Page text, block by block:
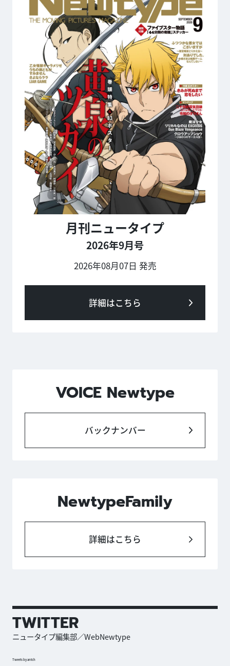
月刊ニュータイプ
2026年9月号
2026年08月07日 発売
詳細はこちら
VOICE Newtype
バックナンバー
NewtypeFamily
詳細はこちら
TWITTER
ニュータイプ編集部／WebNewtype
Tweets by antch